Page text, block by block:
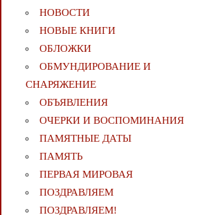
НОВОСТИ
НОВЫЕ КНИГИ
ОБЛОЖКИ
ОБМУНДИРОВАНИЕ И
СНАРЯЖЕНИЕ
ОБЪЯВЛЕНИЯ
ОЧЕРКИ И ВОСПОМИНАНИЯ
ПАМЯТНЫЕ ДАТЫ
ПАМЯТЬ
ПЕРВАЯ МИРОВАЯ
ПОЗДРАВЛЯЕМ
ПОЗДРАВЛЯЕМ!